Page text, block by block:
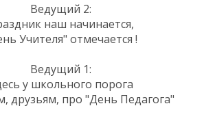
Ведущий 2:
наш начинается,
Учителя" отмечается !
Ведущий 1:
у школьного порога
друзьям, про "День Педагога"